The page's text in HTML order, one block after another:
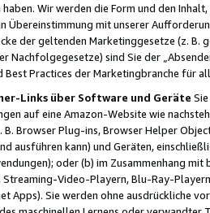
Wir werden die Form und den
Übereinstimmung mit unserer
der geltenden Marketinggesetze (z. B.
Nachfolgegesetze) sind Sie der
Best Practices der Marketingbranche für
Links über Software und Geräte
auf eine Amazon-Website wie
Browser Plug-ins, Browser Helper
ausführen kann) und Geräten,
oder (b) im Zusammenhang
Video-Playern, Blu-Ray-
Apps). Sie werden ohne ausdrückliche